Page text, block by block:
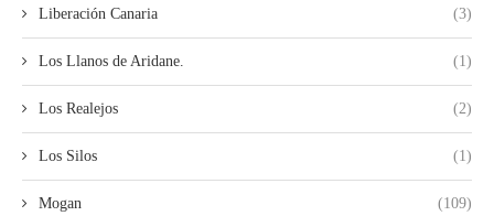
Liberación Canaria (3)
Los Llanos de Aridane. (1)
Los Realejos (2)
Los Silos (1)
Mogan (109)